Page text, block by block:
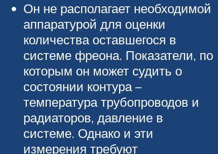
Он не располагает необходимой
аппаратурой для оценки
количества оставшегося в
системе фреона. Показатели, по
которым он может судить о
состоянии контура –
температура трубопроводов и
радиаторов, давление в
системе. Однако и эти
измерения требуют